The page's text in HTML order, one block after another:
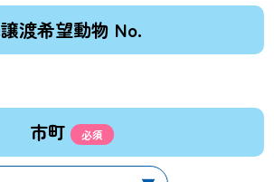
譲渡希望動物 No.
市町